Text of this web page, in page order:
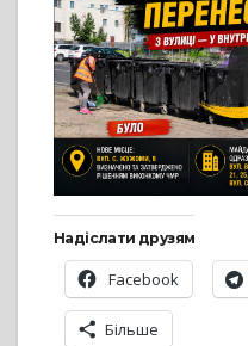
Надіслати друзям
Facebook
Більше